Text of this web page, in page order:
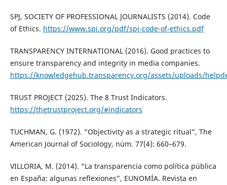
SPJ, SOCIETY OF PROFESSIONAL JOURNALISTS (2014). Code
of Ethics. https://www.spj.org/pdf/spj-code-of-ethics.pdf
TRANSPARENCY INTERNATIONAL (2016). Good practices to
ensure transparency and integrity in media companies.
https://knowledgehub.transparency.org/assets/uploads/
TRUST PROJECT (2025). The 8 Trust Indicators.
https://thetrustproject.org/#indicators
TUCHMAN, G. (1972). “Objectivity as a strategic ritual”, The
American Journal of Sociology, núm. 77(4): 660–679.
VILLORIA, M. (2014). “La transparencia como política pública
en España: algunas reflexiones”, EUNOMÍA. Revista en